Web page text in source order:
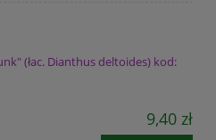
(łac. Dianthus deltoides) kod:
9,40 zł